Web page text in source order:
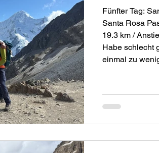
Fünfter Tag:
Santa Rosa
19.3 km / Anstieg: 651 m / Abstieg: 1660 m Guten Morgen!
Habe schlecht
einmal zu
eindämmen.
gefroren.